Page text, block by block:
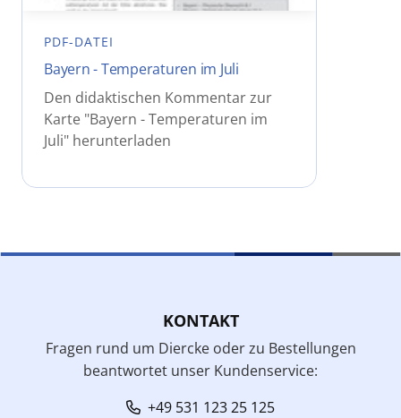
PDF-DATEI
Bayern - Temperaturen im Juli
Den didaktischen Kommentar zur
Karte "Bayern - Temperaturen im
Juli" herunterladen
KONTAKT
Fragen rund um Diercke oder zu Bestellungen
beantwortet unser Kundenservice:
+49 531 123 25 125